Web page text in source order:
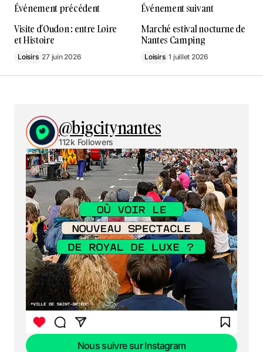
Événement précédent
Visite d’Oudon : entre Loire
et Histoire
Loisirs 27 juin 2026
Événement suivant
Marché estival nocturne de
Nantes Camping
Loisirs 1 juillet 2026
@bigcitynantes
112k Followers
Nous suivre sur Instagram